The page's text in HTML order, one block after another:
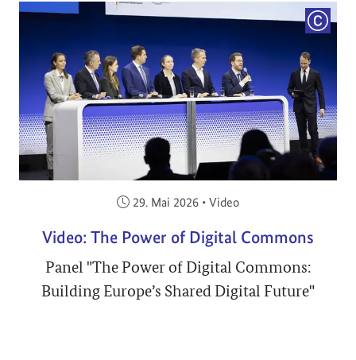
Veröffentlicht am:
29. Mai 2026 • Video
Video: The Power of Digital Commons
Panel "The Power of Digital Commons:
Building Europe’s Shared Digital Future"